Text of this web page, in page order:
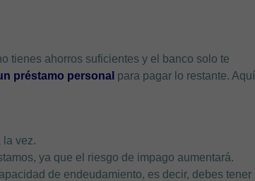
tienes ahorros suficientes y el banco solo te
préstamo personal para pagar lo restante. Aquí
la vez.
ya que el riesgo de impago aumentará.
de endeudamiento, es decir, debes tener